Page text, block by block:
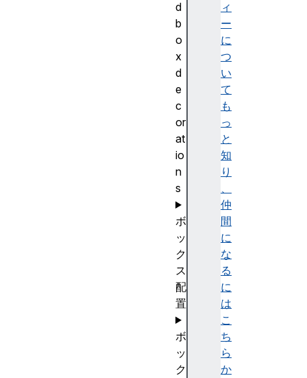
ィ
ー
に
つ
い
て
も
っ
と
知
り
、
仲
間
に
な
る
に
は
こ
ち
ら
か
d
b
o
x
d
e
c
or
at
io
n
s
ボ
ッ
ク
ス
配
置
ボ
ッ
ク